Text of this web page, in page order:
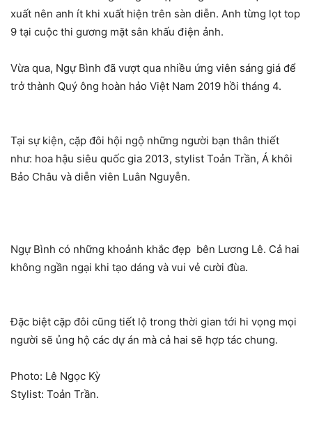
xuất nên anh ít khi xuất hiện trên sàn diễn. Anh từng lọt top
9 tại cuộc thi gương mặt sân khấu điện ảnh.
Vừa qua, Ngự Bình đã vượt qua nhiều ứng viên sáng giá để
trở thành Quý ông hoàn hảo Việt Nam 2019 hồi tháng 4.
Tại sự kiện, cặp đôi hội ngộ những người bạn thân thiết
như: hoa hậu siêu quốc gia 2013, stylist Toản Trần, Á khôi
Bảo Châu và diễn viên Luân Nguyễn.
Ngự Bình có những khoảnh khắc đẹp bên Lương Lê. Cả hai
không ngần ngại khi tạo dáng và vui vẻ cười đùa.
Đặc biệt cặp đôi cũng tiết lộ trong thời gian tới hi vọng mọi
người sẽ ủng hộ các dự án mà cả hai sẽ hợp tác chung.
Photo: Lê Ngọc Kỳ
Stylist: Toản Trần.